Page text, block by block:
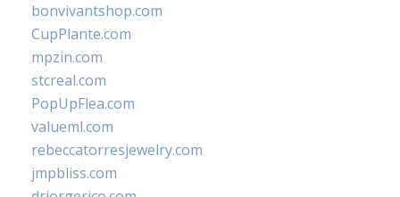
bonvivantshop.com
CupPlante.com
mpzin.com
stcreal.com
PopUpFlea.com
valueml.com
rebeccatorresjewelry.com
jmpbliss.com